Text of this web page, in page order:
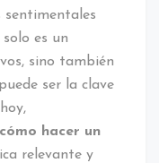
sentimentales
es un
sino también
ser la clave
cómo hacer un
relevante y